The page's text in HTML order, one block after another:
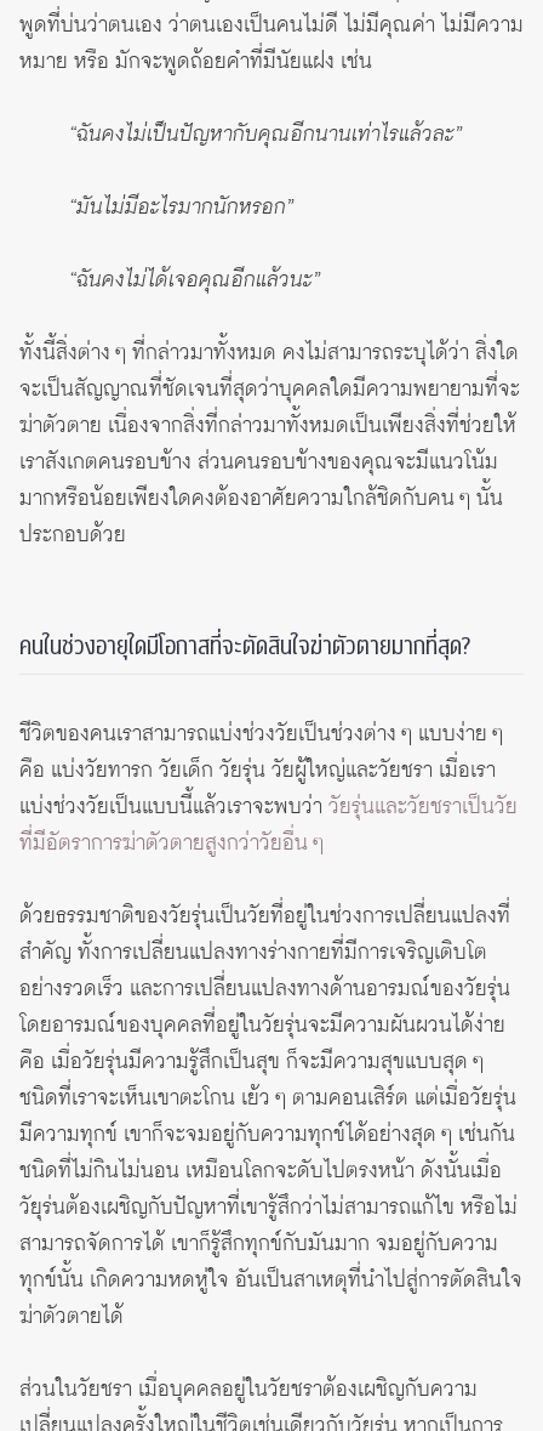
พูดที่บ่นว่าตนเอง ว่าตนเองเป็นคนไม่ดี ไม่มีคุณค่า ไม่มีความ
หมาย หรือ มักจะพูดถ้อยคำที่มีนัยแฝง เช่น
“ฉันคงไม่เป็นปัญหากับคุณอีกนานเท่าไรแล้วละ”
“มันไม่มีอะไรมากนักหรอก”
“ฉันคงไม่ได้เจอคุณอีกแล้วนะ”
ทั้งนี้สิ่งต่าง ๆ ที่กล่าวมาทั้งหมด คงไม่สามารถระบุได้ว่า สิ่งใด
จะเป็นสัญญาณที่ชัดเจนที่สุดว่าบุคคลใดมีความพยายามที่จะ
ฆ่าตัวตาย เนื่องจากสิ่งที่กล่าวมาทั้งหมดเป็นเพียงสิ่งที่ช่วยให้
เราสังเกตคนรอบข้าง ส่วนคนรอบข้างของคุณจะมีแนวโน้ม
มากหรือน้อยเพียงใดคงต้องอาศัยความใกล้ชิดกับคน ๆ นั้น
ประกอบด้วย
คนในช่วงอายุใดมีโอกาสที่จะตัดสินใจฆ่าตัวตายมากที่สุด?
ชีวิตของคนเราสามารถแบ่งช่วงวัยเป็นช่วงต่าง ๆ แบบง่าย ๆ
คือ แบ่งวัยทารก วัยเด็ก วัยรุ่น วัยผู้ใหญ่และวัยชรา เมื่อเรา
แบ่งช่วงวัยเป็นแบบนี้แล้วเราจะพบว่า วัยรุ่นและวัยชราเป็นวัย
ที่มีอัตราการฆ่าตัวตายสูงกว่าวัยอื่น ๆ
ด้วยธรรมชาติของวัยรุ่นเป็นวัยที่อยู่ในช่วงการเปลี่ยนแปลงที่
สำคัญ ทั้งการเปลี่ยนแปลงทางร่างกายที่มีการเจริญเติบโต
อย่างรวดเร็ว และการเปลี่ยนแปลงทางด้านอารมณ์ของวัยรุ่น
โดยอารมณ์ของบุคคลที่อยู่ในวัยรุ่นจะมีความผันผวนได้ง่าย
คือ เมื่อวัยรุ่นมีความรู้สึกเป็นสุข ก็จะมีความสุขแบบสุด ๆ
ชนิดที่เราจะเห็นเขาตะโกน เย้ว ๆ ตามคอนเสิร์ต แต่เมื่อวัยรุ่น
มีความทุกข์ เขาก็จะจมอยู่กับความทุกข์ได้อย่างสุด ๆ เช่นกัน
ชนิดที่ไม่กินไม่นอน เหมือนโลกจะดับไปตรงหน้า ดังนั้นเมื่อ
วัยุร่นต้องเผชิญกับปัญหาที่เขารู้สึกว่าไม่สามารถแก้ไข หรือไม่
สามารถจัดการได้ เขาก็รู้สึกทุกข์กับมันมาก จมอยู่กับความ
ทุกข์นั้น เกิดความหดหู่ใจ อันเป็นสาเหตุที่นำไปสู่การตัดสินใจ
ฆ่าตัวตายได้
ส่วนในวัยชรา เมื่อบุคคลอยู่ในวัยชราต้องเผชิญกับความ